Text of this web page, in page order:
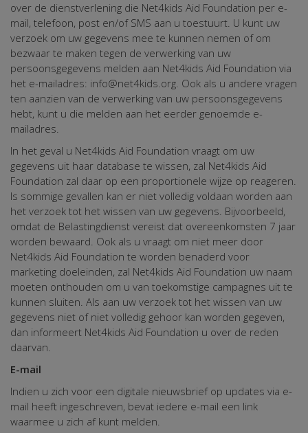
over de dienstverlening die Net4kids Aid Foundation per e-
mail, telefoon, post en/of SMS aan u toestuurt. U kunt uw
verzoek om uw gegevens mee te kunnen nemen of om
bezwaar te maken tegen de verwerking van uw
persoonsgegevens melden aan Net4kids Aid Foundation via
het e-mailadres: info@net4kids.org. Ook als u andere vragen
ten aanzien van de verwerking van uw persoonsgegevens
hebt, kunt u die melden aan het eerder genoemde e-
mailadres.
In het geval u Net4kids Aid Foundation vraagt om uw
gegevens uit haar database te wissen, zal Net4kids Aid
Foundation zal daar op een proportionele wijze op reageren.
Is sommige gevallen kan er niet volledig voldaan worden aan
het verzoek tot het wissen van uw gegevens. Bijvoorbeeld,
omdat de Belastingdienst vereist dat overeenkomsten 7 jaar
worden bewaard. Ook als u vraagt om niet meer door
Net4kids Aid Foundation te worden benaderd voor
marketing doeleinden, zal Net4kids Aid Foundation uw naam
moeten onthouden om u van toekomstige campagnes uit te
kunnen sluiten. Als aan uw verzoek tot het wissen van uw
gegevens niet of niet volledig gehoor kan worden gegeven,
dan informeert Net4kids Aid Foundation u over de reden
daarvan.
E-mail
Indien u zich voor een digitale nieuwsbrief op updates via e-
mail heeft ingeschreven, bevat iedere e-mail een link
waarmee u zich af kunt melden.